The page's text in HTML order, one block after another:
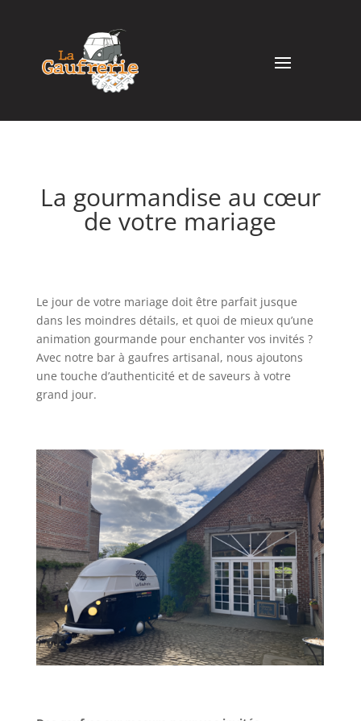
La gourmandise au cœur
de votre mariage
Le jour de votre mariage doit être parfait jusque
dans les moindres détails, et quoi de mieux qu’une
animation gourmande pour enchanter vos invités ?
Avec notre bar à gaufres artisanal, nous ajoutons
une touche d’authenticité et de saveurs à votre
grand jour.